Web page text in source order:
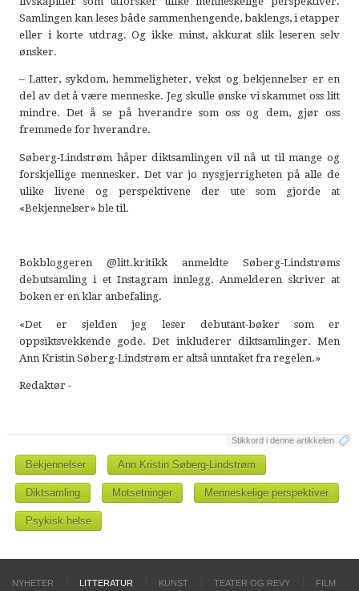
Samlingen kan leses både sammenhengende, baklengs, i etapper
eller i korte utdrag. Og ikke minst, akkurat slik leseren selv
ønsker.
– Latter, sykdom, hemmeligheter, vekst og bekjennelser er en
del av det å være menneske. Jeg skulle ønske vi skammet oss litt
mindre. Det å se på hverandre som oss og dem, gjør oss
fremmede for hverandre.
Søberg-Lindstrøm håper diktsamlingen vil nå ut til mange og
forskjellige mennesker. Det var jo nysgjerrigheten på alle de
ulike livene og perspektivene der ute som gjorde at
«Bekjennelser» ble til.
Bokbloggeren @litt.kritikk anmeldte Søberg-Lindstrøms
debutsamling i et Instagram innlegg. Anmelderen skriver at
boken er en klar anbefaling.
«Det er sjelden jeg leser debutant-bøker som er
oppsiktsvekkende gode. Det inkluderer diktsamlinger. Men
Ann Kristin Søberg-Lindstrøm er altså unntaket fra regelen.»
Redaktør -
Stikkord i denne artikkelen
Bekjennelser Ann Kristin Søberg-Lindstrøm
Diktsamling Motsetninger Menneskelige perspektiver
Psykisk helse
NYHETER LITTERATUR KUNST TEATER OG REVY FILM